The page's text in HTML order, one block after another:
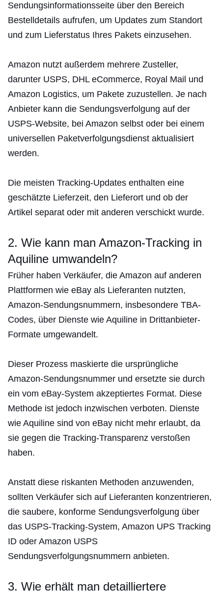
Sendungsinformationsseite über den Bereich
Bestelldetails aufrufen, um Updates zum Standort
und zum Lieferstatus Ihres Pakets einzusehen.
Amazon nutzt außerdem mehrere Zusteller,
darunter USPS, DHL eCommerce, Royal Mail und
Amazon Logistics, um Pakete zuzustellen. Je nach
Anbieter kann die Sendungsverfolgung auf der
USPS-Website, bei Amazon selbst oder bei einem
universellen Paketverfolgungsdienst aktualisiert
werden.
Die meisten Tracking-Updates enthalten eine
geschätzte Lieferzeit, den Lieferort und ob der
Artikel separat oder mit anderen verschickt wurde.
2. Wie kann man Amazon-Tracking in
Aquiline umwandeln?
Früher haben Verkäufer, die Amazon auf anderen
Plattformen wie eBay als Lieferanten nutzten,
Amazon-Sendungsnummern, insbesondere TBA-
Codes, über Dienste wie Aquiline in Drittanbieter-
Formate umgewandelt.
Dieser Prozess maskierte die ursprüngliche
Amazon-Sendungsnummer und ersetzte sie durch
ein vom eBay-System akzeptiertes Format. Diese
Methode ist jedoch inzwischen verboten. Dienste
wie Aquiline sind von eBay nicht mehr erlaubt, da
sie gegen die Tracking-Transparenz verstoßen
haben.
Anstatt diese riskanten Methoden anzuwenden,
sollten Verkäufer sich auf Lieferanten konzentrieren,
die saubere, konforme Sendungsverfolgung über
das USPS-Tracking-System, Amazon UPS Tracking
ID oder Amazon USPS
Sendungsverfolgungsnummern anbieten.
3. Wie erhält man detailliertere